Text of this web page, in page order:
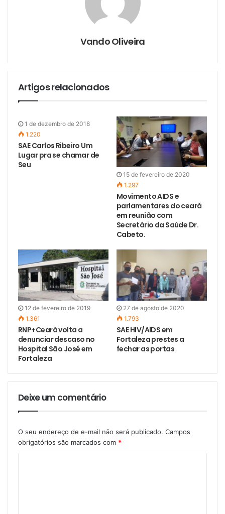
m
a
Vando Oliveira
Artigos relacionados
1 de dezembro de 2018
1.220
SAE Carlos Ribeiro Um
Lugar pra se chamar de
Seu
15 de fevereiro de 2020
1.297
Movimento AIDS e
parlamentares do ceará
em reunião com
Secretário da Saúde Dr.
Cabeto.
12 de fevereiro de 2019
1.361
RNP+Ceará volta a
denunciar descaso no
Hospital São José em
Fortaleza
27 de agosto de 2020
1.793
SAE HIV/AIDS em
Fortaleza prestes a
fechar as portas
Deixe um comentário
O seu endereço de e-mail não será publicado. Campos
obrigatórios são marcados com *